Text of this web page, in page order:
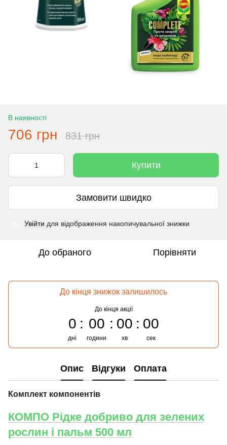
В наявності
706 грн 831 грн
Купити
Замовити швидко
Увійти для відображення накопичувальної знижки
До обраного Порівняти
До кінця знижок залишилось
До кінця акції
0
дні
00
години
00
хв
00
сек
Опис Відгуки Оплата
Комплект компонентів
КОМПО Рідке добриво для зелених
рослин і пальм 500 мл